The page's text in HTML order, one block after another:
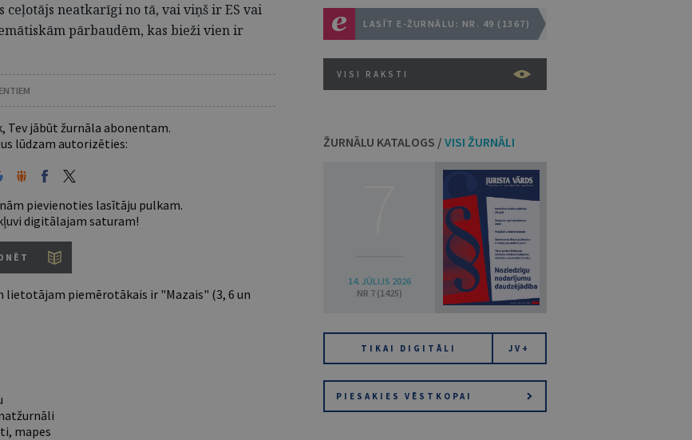
neatkarīgi no tā, vai viņš ir ES vai
pārbaudēm, kas bieži vien ir
Tev jābūt žurnāla abonentam.
lūdzam autorizēties:
pievienoties lasītāju pulkam.
digitālajam saturam!
lietotājam piemērotākais ir "Mazais" (3, 6 un
mapes
LASĪT E-ŽURNĀLU: NR. 49 (1367)
VISI RAKSTI
ŽURNĀLU KATALOGS / VISI ŽURNĀLI
14. JŪLIJS 2026
NR 7 (1425)
TIKAI DIGITĀLI JV+
PIESAKIES VĒSTKOPAI